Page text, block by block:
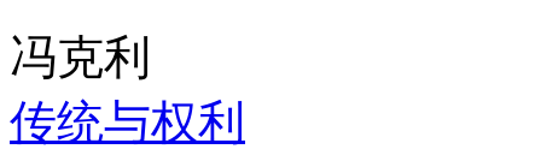
冯克利
传统与权利